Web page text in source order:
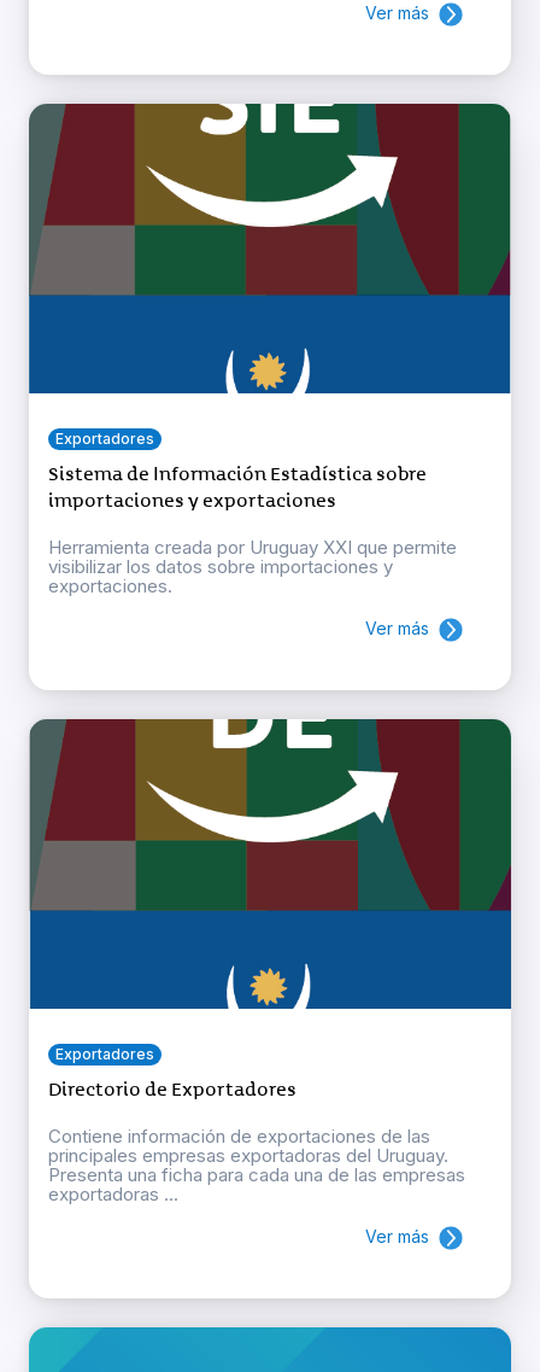
Ver más
Exportadores
Sistema de Información Estadística sobre
importaciones y exportaciones
Herramienta creada por Uruguay XXI que permite
visibilizar los datos sobre importaciones y
exportaciones.
Ver más
Exportadores
Directorio de Exportadores
Contiene información de exportaciones de las
principales empresas exportadoras del Uruguay.
Presenta una ficha para cada una de las empresas
exportadoras ...
Ver más